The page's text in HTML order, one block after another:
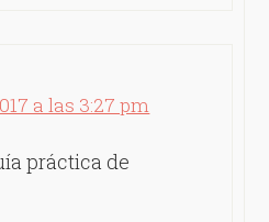
a las 3:27 pm
práctica de